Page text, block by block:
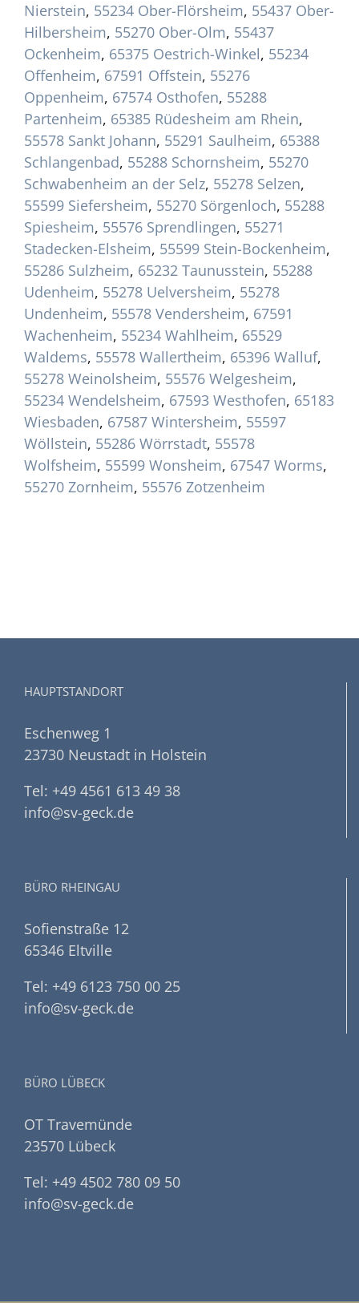
Nierstein, 55234 Ober-Flörsheim, 55437 Ober-
Hilbersheim, 55270 Ober-Olm, 55437
Ockenheim, 65375 Oestrich-Winkel, 55234
Offenheim, 67591 Offstein, 55276
Oppenheim, 67574 Osthofen, 55288
Partenheim, 65385 Rüdesheim am Rhein,
55578 Sankt Johann, 55291 Saulheim, 65388
Schlangenbad, 55288 Schornsheim, 55270
Schwabenheim an der Selz, 55278 Selzen,
55599 Siefersheim, 55270 Sörgenloch, 55288
Spiesheim, 55576 Sprendlingen, 55271
Stadecken-Elsheim, 55599 Stein-Bockenheim,
55286 Sulzheim, 65232 Taunusstein, 55288
Udenheim, 55278 Uelversheim, 55278
Undenheim, 55578 Vendersheim, 67591
Wachenheim, 55234 Wahlheim, 65529
Waldems, 55578 Wallertheim, 65396 Walluf,
55278 Weinolsheim, 55576 Welgesheim,
55234 Wendelsheim, 67593 Westhofen, 65183
Wiesbaden, 67587 Wintersheim, 55597
Wöllstein, 55286 Wörrstadt, 55578
Wolfsheim, 55599 Wonsheim, 67547 Worms,
55270 Zornheim, 55576 Zotzenheim
HAUPTSTANDORT
Eschenweg 1
23730 Neustadt in Holstein
Tel: +49 4561 613 49 38
info@sv-geck.de
BÜRO RHEINGAU
Sofienstraße 12
65346 Eltville
Tel: +49 6123 750 00 25
info@sv-geck.de
BÜRO LÜBECK
OT Travemünde
23570 Lübeck
Tel: +49 4502 780 09 50
info@sv-geck.de